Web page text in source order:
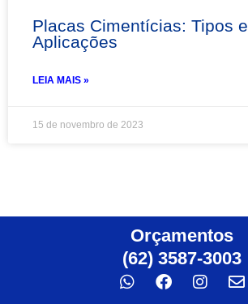
Placas Cimentícias: Tipos e
Aplicações
LEIA MAIS »
15 de novembro de 2023
Orçamentos
(62) 3587-3003